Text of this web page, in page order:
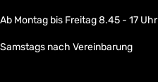
Ab Montag bis Freitag 8.45 - 17 Uhr
Samstags nach Vereinbarung